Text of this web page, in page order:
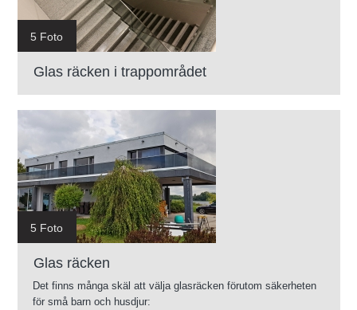
5 Foto
Glas räcken i trappområdet
5 Foto
Glas räcken
Det finns många skäl att välja glasräcken förutom säkerheten
för små barn och husdjur: